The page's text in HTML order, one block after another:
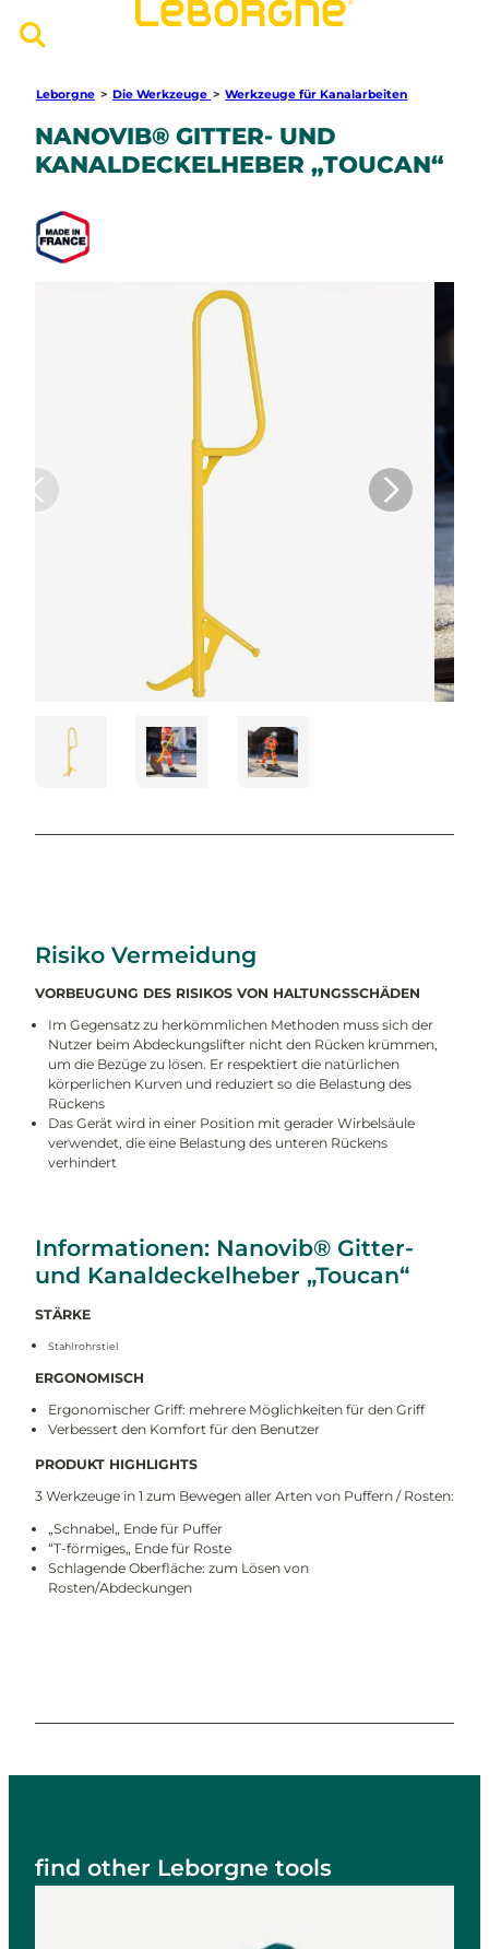
Leborgne > Die Werkzeuge > Werkzeuge für Kanalarbeiten
NANOVIB® GITTER- UND
KANALDECKELHEBER „TOUCAN“
Risiko Vermeidung
VORBEUGUNG DES RISIKOS VON HALTUNGSSCHÄDEN
Im Gegensatz zu herkömmlichen Methoden muss sich der
Nutzer beim Abdeckungslifter nicht den Rücken krümmen,
um die Bezüge zu lösen. Er respektiert die natürlichen
körperlichen Kurven und reduziert so die Belastung des
Rückens
Das Gerät wird in einer Position mit gerader Wirbelsäule
verwendet, die eine Belastung des unteren Rückens
verhindert
Informationen: Nanovib® Gitter-
und Kanaldeckelheber „Toucan“
STÄRKE
Stahlrohrstiel
ERGONOMISCH
Ergonomischer Griff: mehrere Möglichkeiten für den Griff
Verbessert den Komfort für den Benutzer
PRODUKT HIGHLIGHTS
3 Werkzeuge in 1 zum Bewegen aller Arten von Puffern / Rosten:
„Schnabel„ Ende für Puffer
“T-förmiges„ Ende für Roste
Schlagende Oberfläche: zum Lösen von
Rosten/Abdeckungen
find other Leborgne tools